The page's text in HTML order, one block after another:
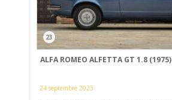
23
ALFA ROMEO ALFETTA GT 1.8 (1975)
24 septembre 2023